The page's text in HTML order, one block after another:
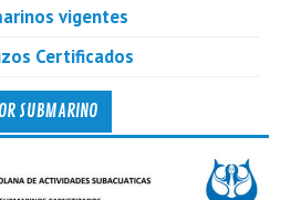
vigentes
Certificados
SUBMARINO